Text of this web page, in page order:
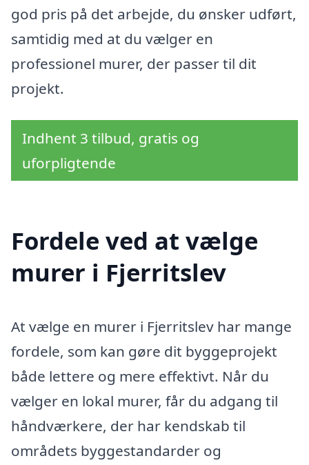
god pris på det arbejde, du ønsker udført,
samtidig med at du vælger en
professionel murer, der passer til dit
projekt.
Indhent 3 tilbud, gratis og
uforpligtende
Fordele ved at vælge
murer i Fjerritslev
At vælge en murer i Fjerritslev har mange
fordele, som kan gøre dit byggeprojekt
både lettere og mere effektivt. Når du
vælger en lokal murer, får du adgang til
håndværkere, der har kendskab til
områdets byggestandarder og